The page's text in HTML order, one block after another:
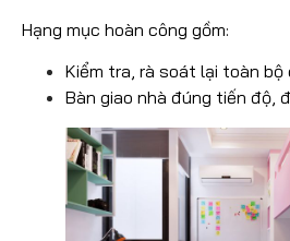
Hạng mục hoàn công gồm:
Kiểm tra, rà soát lại toàn bộ
Bàn giao nhà đúng tiến độ,